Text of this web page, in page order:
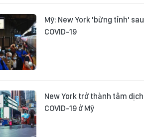
Mỹ: New York 'bừng tỉnh' sau
COVID-19
New York trở thành tâm dịch
COVID-19 ở Mỹ